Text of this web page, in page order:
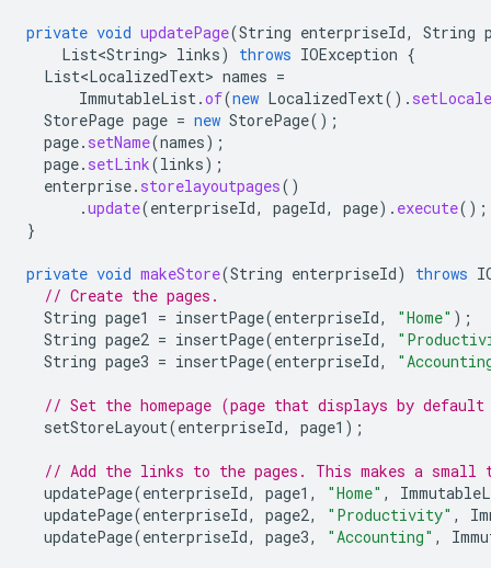
private void updatePage(String enterpriseId, String
List<String> links) throws IOException {
List<LocalizedText> names =
ImmutableList .of(new LocalizedText(). setLocale
StorePage page = new StorePage();
page. setName(names);
page. setLink(links);
enterprise. storelayoutpages()
.update(enterpriseId, pageId, page). execute();
}
private void makeStore(String enterpriseId) throws
// Create the pages.
String page1 = insertPage(enterpriseId, "Home" );
String page2 = insertPage(enterpriseId,
String page3 = insertPage(enterpriseId,
// Set the homepage (page that displays by
setStoreLayout(enterpriseId, page1 );
// Add the links to the pages. This makes a small
updatePage(enterpriseId, page1 , "Home" ,
updatePage(enterpriseId, page2, "Productivity" ,
updatePage(enterpriseId, page3, "Accounting" ,